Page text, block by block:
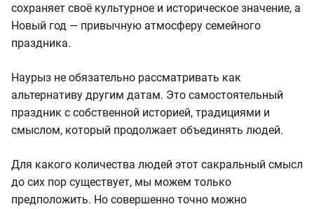
сохраняет своё культурное и историческое значение, а
Новый год — привычную атмосферу семейного
праздника.
Наурыз не обязательно рассматривать как
альтернативу другим датам. Это самостоятельный
праздник с собственной историей, традициями и
смыслом, который продолжает объединять людей.
Для какого количества людей этот сакральный смысл
до сих пор существует, мы можем только
предположить. Но совершенно точно можно